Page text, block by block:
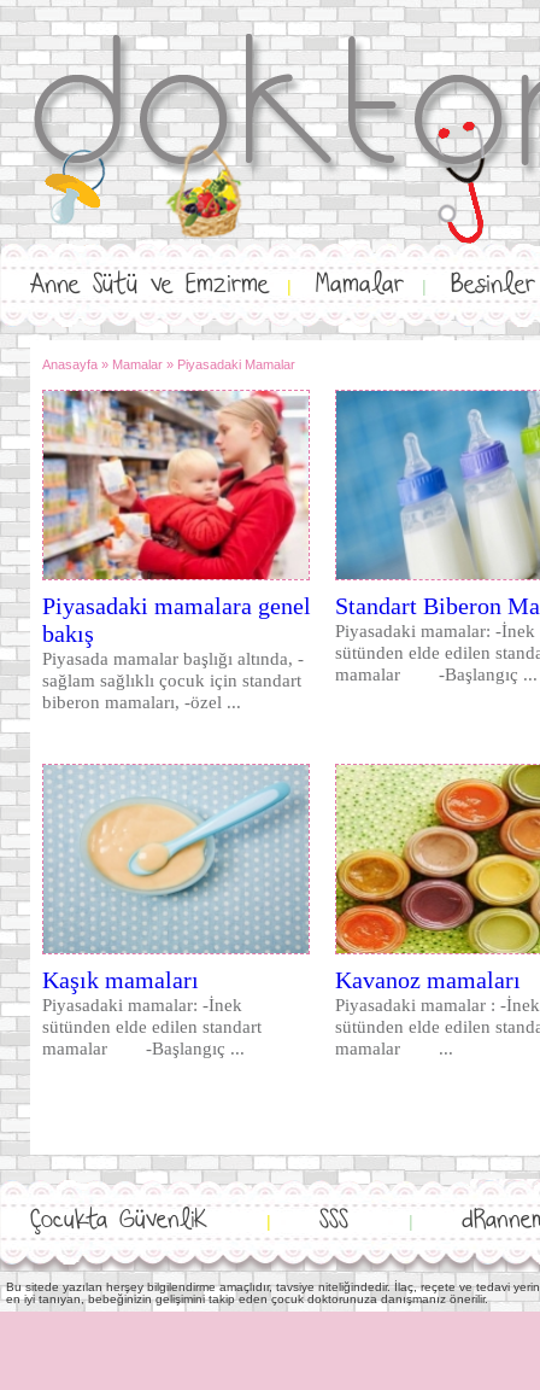
Anne Sütü ve Emzirme | Mamalar | Besinler
Anasayfa » Mamalar » Piyasadaki Mamalar
Piyasadaki mamalara genel
bakış
Piyasada mamalar başlığı altında, -
sağlam sağlıklı çocuk için standart
biberon mamaları, -özel ...
Standart Biberon
Piyasadaki mamalar: -İnek
sütünden elde edilen
mamalar -Başlangıç ...
Kaşık mamaları
Piyasadaki mamalar: -İnek
sütünden elde edilen standart
mamalar -Başlangıç ...
Kavanoz mamaları
Piyasadaki mamalar : -İnek
sütünden elde edilen
mamalar ...
Çocukta GüvenliK | SSS |
Bu sitede yazılan herşey bilgilendirme amaçlıdır, tavsiye niteliğindedir. İlaç, reçete ve tedavi
en iyi tanıyan, bebeğinizin gelişimini takip eden çocuk doktorunuza danışmanız önerilir.